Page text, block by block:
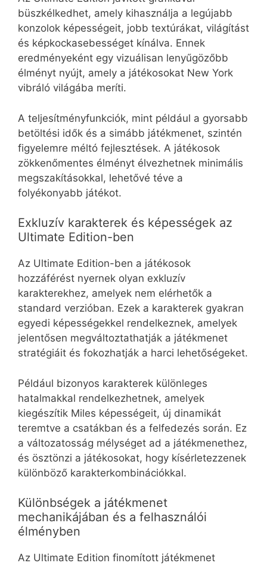
büszkélkedhet, amely kihasználja a legújabb
konzolok képességeit, jobb textúrákat, világítást
és képkockasebességet kínálva. Ennek
eredményeként egy vizuálisan lenyűgözőbb
élményt nyújt, amely a játékosokat New York
vibráló világába meríti.
A teljesítményfunkciók, mint például a gyorsabb
betöltési idők és a simább játékmenet, szintén
figyelemre méltó fejlesztések. A játékosok
zökkenőmentes élményt élvezhetnek minimális
megszakításokkal, lehetővé téve a
folyékonyabb játékot.
Exkluzív karakterek és képességek az
Ultimate Edition-ben
Az Ultimate Edition-ben a játékosok
hozzáférést nyernek olyan exkluzív
karakterekhez, amelyek nem elérhetők a
standard verzióban. Ezek a karakterek gyakran
egyedi képességekkel rendelkeznek, amelyek
jelentősen megváltoztathatják a játékmenet
stratégiáit és fokozhatják a harci lehetőségeket.
Például bizonyos karakterek különleges
hatalmakkal rendelkezhetnek, amelyek
kiegészítik Miles képességeit, új dinamikát
teremtve a csatákban és a felfedezés során. Ez
a változatosság mélységet ad a játékmenethez,
és ösztönzi a játékosokat, hogy kísérletezzenek
különböző karakterkombinációkkal.
Különbségek a játékmenet
mechanikájában és a felhasználói
élményben
Az Ultimate Edition finomított játékmenet